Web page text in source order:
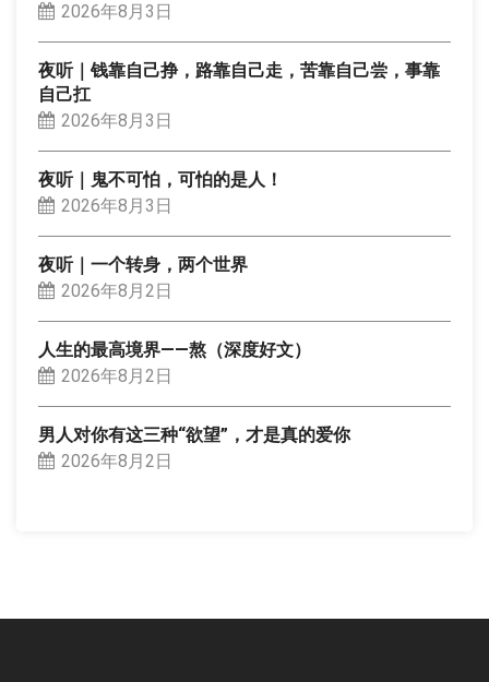
2026年8月3日
夜听｜钱靠自己挣，路靠自己走，苦靠自己尝，事靠
自己扛
2026年8月3日
夜听｜鬼不可怕，可怕的是人！
2026年8月3日
夜听｜一个转身，两个世界
2026年8月2日
人生的最高境界——熬（深度好文）
2026年8月2日
男人对你有这三种“欲望”，才是真的爱你
2026年8月2日